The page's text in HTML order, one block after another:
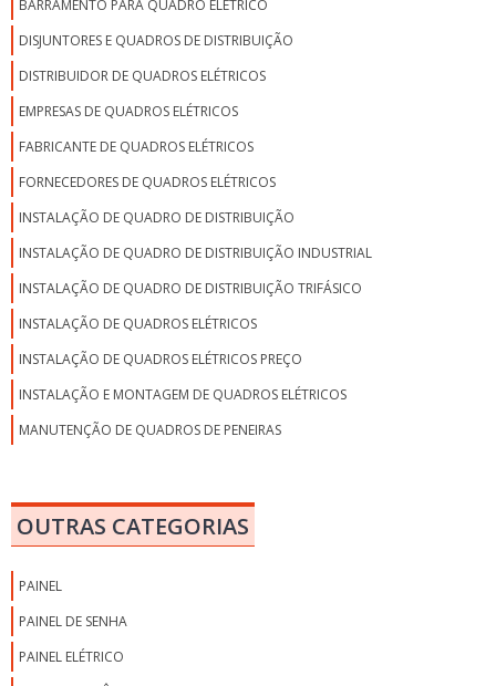
BARRAMENTO PARA QUADRO ELÉTRICO
DISJUNTORES E QUADROS DE DISTRIBUIÇÃO
DISTRIBUIDOR DE QUADROS ELÉTRICOS
EMPRESAS DE QUADROS ELÉTRICOS
FABRICANTE DE QUADROS ELÉTRICOS
FORNECEDORES DE QUADROS ELÉTRICOS
INSTALAÇÃO DE QUADRO DE DISTRIBUIÇÃO
INSTALAÇÃO DE QUADRO DE DISTRIBUIÇÃO INDUSTRIAL
INSTALAÇÃO DE QUADRO DE DISTRIBUIÇÃO TRIFÁSICO
INSTALAÇÃO DE QUADROS ELÉTRICOS
INSTALAÇÃO DE QUADROS ELÉTRICOS PREÇO
INSTALAÇÃO E MONTAGEM DE QUADROS ELÉTRICOS
MANUTENÇÃO DE QUADROS DE PENEIRAS
MONTAGEM DE QUADRO DE COMANDO
MONTAGEM DE QUADRO DE COMANDO ELÉTRICO
OUTRAS CATEGORIAS
PAINEL
PAINEL DE SENHA
PAINEL ELÉTRICO